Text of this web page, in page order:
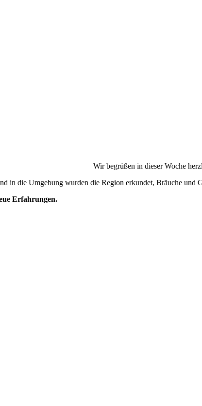
Wir begrüßen in dieser Woche
in die Umgebung wurden die Region erkundet, Bräuche und
Erfahrungen.